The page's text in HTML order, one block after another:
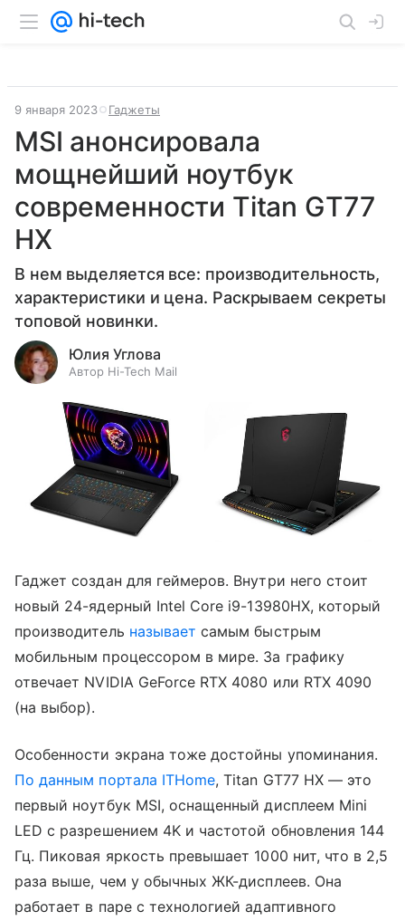
9 января 2023 Гаджеты
MSI анонсировала
мощнейший ноутбук
современности Titan GT77
HX
В нем выделяется все: производительность,
характеристики и цена. Раскрываем секреты
топовой новинки.
Юлия Углова
Автор Hi-Tech Mail
Гаджет создан для геймеров. Внутри него стоит
новый 24-ядерный Intel Core i9-13980HX, который
производитель называет самым быстрым
мобильным процессором в мире. За графику
отвечает NVIDIA GeForce RTX 4080 или RTX 4090
(на выбор).
Особенности экрана тоже достойны упоминания.
По данным портала ITHome, Titan GT77 HX — это
первый ноутбук MSI, оснащенный дисплеем Mini
LED с разрешением 4K и частотой обновления 144
Гц. Пиковая яркость превышает 1000 нит, что в 2,5
раза выше, чем у обычных ЖК-дисплеев. Она
работает в паре с технологией адаптивного